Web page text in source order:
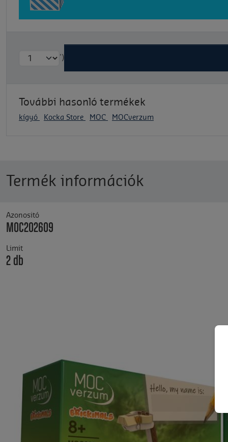
')
További hasonló termékek
kígyó Kocka Store MOC MOCverzum
Termék információk
Azonositó
MOC202609
Limit
2 db